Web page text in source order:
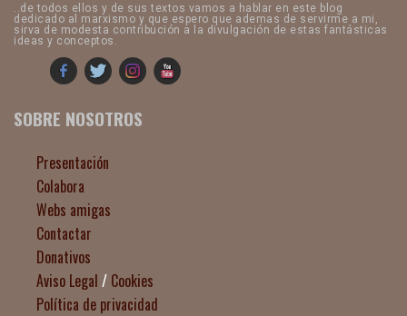
..de todos ellos y de sus textos vamos a hablar en este blog
dedicado al marxismo y que espero que ademas de servirme a mi,
sirva de modesta contribución a la divulgación de estas fantásticas
ideas y conceptos.
SOBRE NOSOTROS
Presentación
Colabora
Webs amigas
Contactar
Donativos
Aviso Legal / Cookies
Política de privacidad